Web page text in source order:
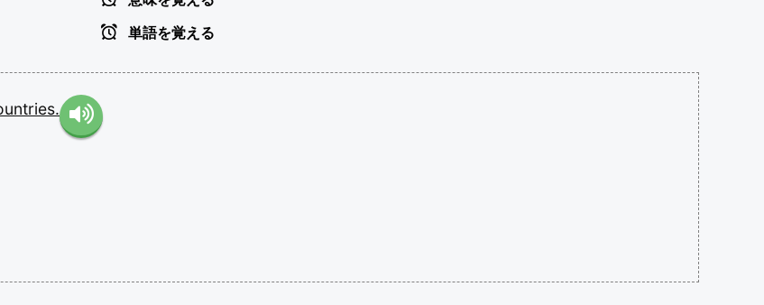
単語を覚える